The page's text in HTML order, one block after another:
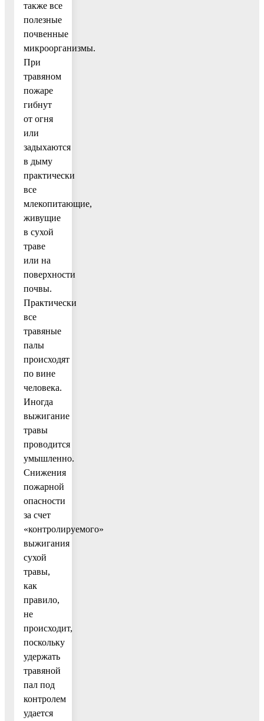
также все
полезные
почвенные
микроорганизмы.
При
травяном
пожаре
гибнут
от огня
или
задыхаются
в дыму
практически
все
млекопитающие,
живущие
в сухой
траве
или на
поверхности
почвы.
Практически
все
травяные
палы
происходят
по вине
человека.
Иногда
выжигание
травы
проводится
умышленно.
Снижения
пожарной
опасности
за счет
«контролируемого»
выжигания
сухой
травы,
как
правило,
не
происходит,
поскольку
удержать
травяной
пал под
контролем
удается